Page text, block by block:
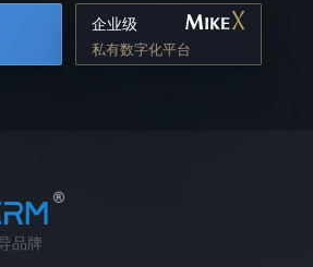
企业级
私有数字化平台
品牌